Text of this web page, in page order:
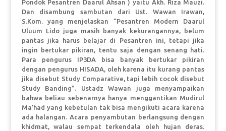
Pondok Pesantren Daarul Ahsan ) yaitu Akh. Riza Mauzi.
Dan disambung sambutan dari Ust. Wawan Irawan,
S.Kom. yang menjelaskan “Pesantren Modern Daarul
Uluum Lido juga masih banyak kekurangannya, belum
pantas jika harus belajar di Pesantren ini, tetapi jika
ingin bertukar pikiran, tentu saja dengan senang hati.
Para pengurus IP3DA bisa banyak bertukar pikiran
dengan pengurus HISADA, oleh karena itu kurang pantas
jika disebut Study Comparative, tapi lebih cocok disebut
Study Banding”. Ustadz Wawan juga menyampaikan
bahwa beliau sebenarnya hanya menggantikan Mudirul
Ma’had yang kebetulan tak bisa mengikuti acara karena
ada halangan. Acara penyambutan berlangsung dengan
khidmat, walau sempat terkendala oleh hujan deras.